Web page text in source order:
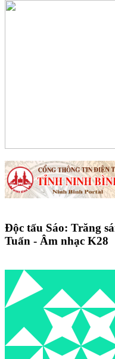
Độc tấu Sáo: Trăng
Tuấn - Âm nhạc K28